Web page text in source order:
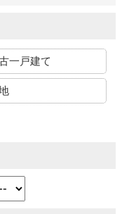
一戸建て